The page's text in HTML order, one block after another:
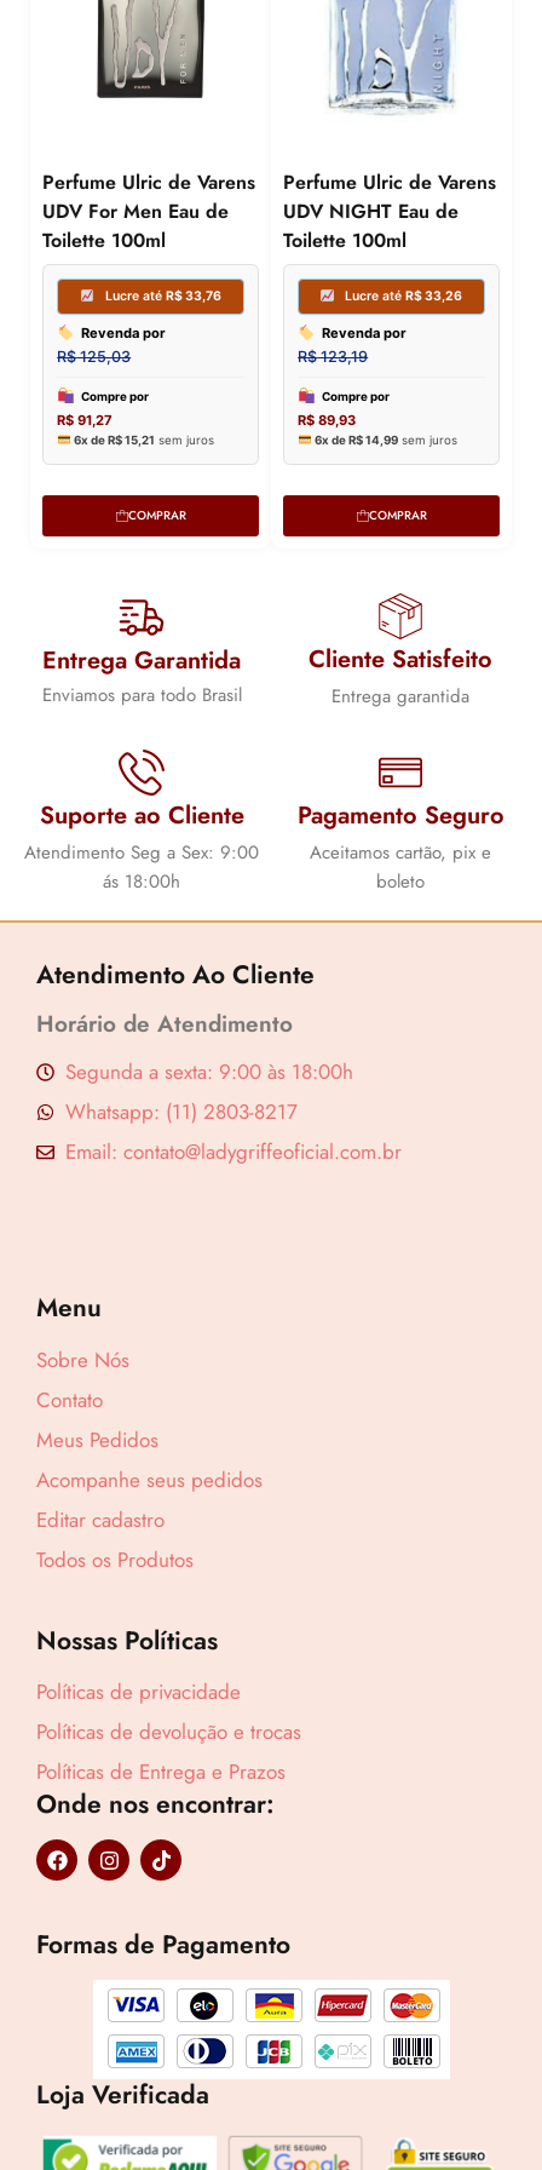
Perfume Ulric de Varens
UDV For Men Eau de
Toilette 100ml
Lucre atéR$ 33,76
Revenda por
Compre por
R$ 91,27
6x deR$15,21 sem juros
COMPRAR
Perfume Ulric de Varens
UDV NIGHT Eau de
Toilette 100ml
R$ 89,93
6x de
COMPRAR
Entrega Garantida
Enviamos para todo Brasil
Cliente Satisfeito
Entrega garantida
Suporte ao Cliente
Atendimento Seg a Sex: 9:00
ás 18:00h
Pagamento Seguro
Aceitamos cartão, pix e
boleto
Atendimento Ao Cliente
Horário de Atendimento
Segunda a sexta: 9:00 às 18:00h
Whatsapp: (11) 2803-8217
Email: contato@ladygriffeoficial.com.br
Menu
Sobre Nós
Contato
Meus Pedidos
Acompanhe seus pedidos
Editar cadastro
Todos os Produtos
Nossas Políticas
Políticas de privacidade
Políticas de devolução e trocas
Políticas de Entrega e Prazos
Onde nos encontrar:
F
a
o
I
n
g
a
m
T
i
o
k
Formas de Pagamento
Loja Verificada